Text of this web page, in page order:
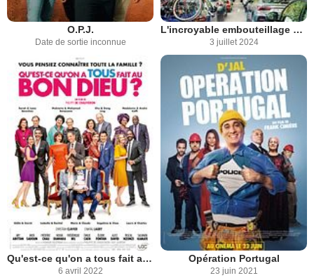
O.P.J.
Date de sortie inconnue
L'incroyable embouteillage 2 : vive les mariés !
3 juillet 2024
Qu'est-ce qu'on a tous fait au Bon Dieu ?
6 avril 2022
Opération Portugal
23 juin 2021